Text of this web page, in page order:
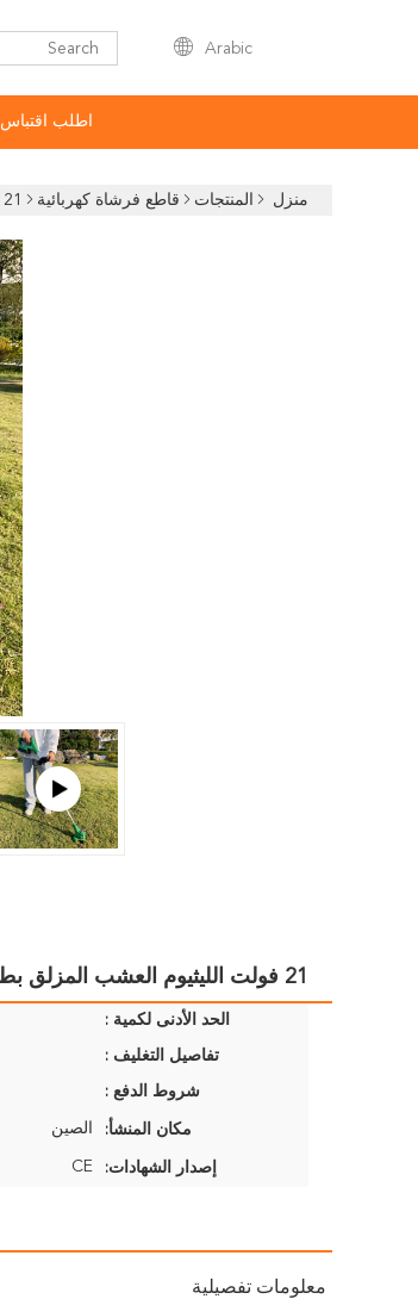
Arabic
اطلب اقتباس
منزل المنتجات قاطع فرشاة كهربائية 21 فولت الليثيوم العشب المزلق بطارية الطاقة الحلاقة الحلاقة الكهربائية بدء
21 فولت الليثيوم العشب المزلق بطارية الطاقة الحلاقة الحلاقة الكهربائية بدء
الحد الأدنى لكمية :
تفاصيل التغليف :
شروط الدفع :
مكان المنشأ: الصين
إصدار الشهادات: CE
معلومات تفصيلية